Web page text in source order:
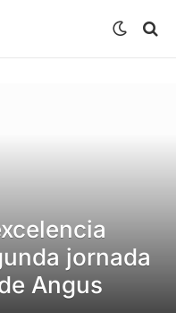
jornada
Angus